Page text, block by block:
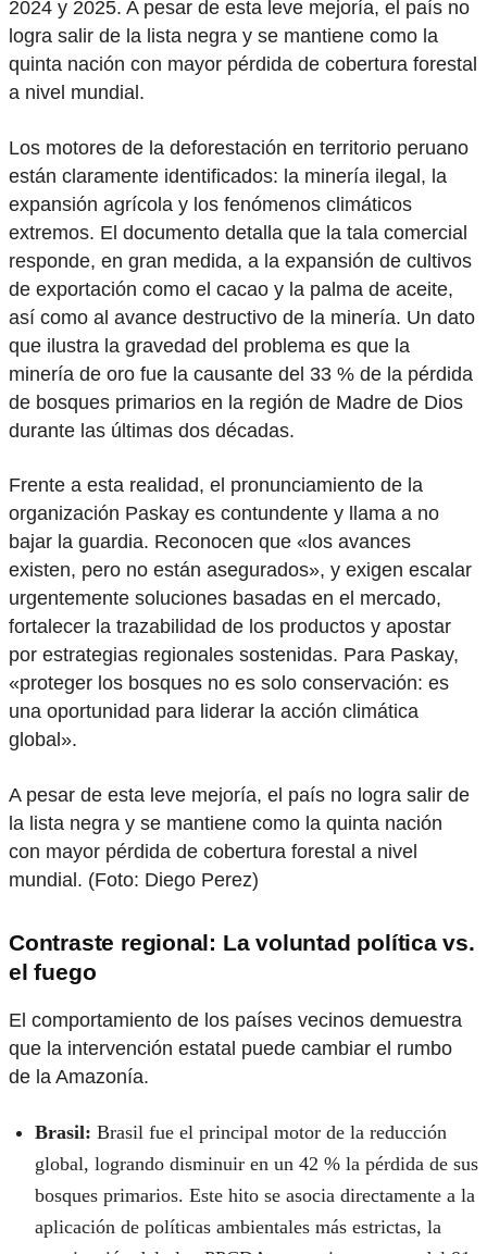
2024 y 2025. A pesar de esta leve mejoría, el país no
logra salir de la lista negra y se mantiene como la
quinta nación con mayor pérdida de cobertura forestal
a nivel mundial.
Los motores de la deforestación en territorio peruano
están claramente identificados: la minería ilegal, la
expansión agrícola y los fenómenos climáticos
extremos. El documento detalla que la tala comercial
responde, en gran medida, a la expansión de cultivos
de exportación como el cacao y la palma de aceite,
así como al avance destructivo de la minería. Un dato
que ilustra la gravedad del problema es que la
minería de oro fue la causante del 33 % de la pérdida
de bosques primarios en la región de Madre de Dios
durante las últimas dos décadas.
Frente a esta realidad, el pronunciamiento de la
organización Paskay es contundente y llama a no
bajar la guardia. Reconocen que «los avances
existen, pero no están asegurados», y exigen escalar
urgentemente soluciones basadas en el mercado,
fortalecer la trazabilidad de los productos y apostar
por estrategias regionales sostenidas. Para Paskay,
«proteger los bosques no es solo conservación: es
una oportunidad para liderar la acción climática
global».
A pesar de esta leve mejoría, el país no logra salir de
la lista negra y se mantiene como la quinta nación
con mayor pérdida de cobertura forestal a nivel
mundial. (Foto: Diego Perez)
Contraste regional: La voluntad política vs.
el fuego
El comportamiento de los países vecinos demuestra
que la intervención estatal puede cambiar el rumbo
de la Amazonía.
Brasil: Brasil fue el principal motor de la reducción
global, logrando disminuir en un 42 % la pérdida de sus
bosques primarios. Este hito se asocia directamente a la
aplicación de políticas ambientales más estrictas, la